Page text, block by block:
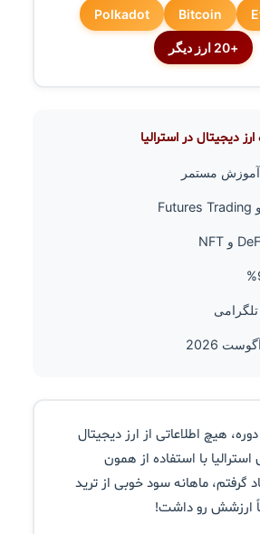
Bitcoin
Polkadot
+20 ارز دیگر
دیجیتال در استرالیا
هیچ اطلاعاتی از ارز دیجیتال
با استفاده از همون
گرفتم، ماهانه سود خوبی از ترید
ارزشش رو داشت!